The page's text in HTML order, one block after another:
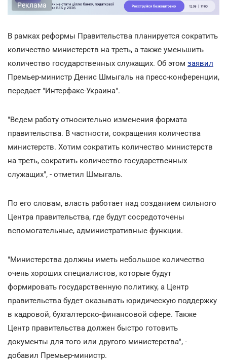
Реклама
В рамках реформы Правительства планируется сократить
количество министерств на треть, а также уменьшить
количество государственных служащих. Об этом заявил
Премьер-министр Денис Шмыгаль на пресс-конференции,
передает "Интерфакс-Украина".
"Ведем работу относительно изменения формата
правительства. В частности, сокращения количества
министерств. Хотим сократить количество министерств
на треть, сократить количество государственных
служащих", - отметил Шмыгаль.
По его словам, власть работает над созданием сильного
Центра правительства, где будут сосредоточены
вспомогательные, административные функции.
"Министерства должны иметь небольшое количество
очень хороших специалистов, которые будут
формировать государственную политику, а Центр
правительства будет оказывать юридическую поддержку
в кадровой, бухгалтерско-финансовой сфере. Также
Центр правительства должен быстро готовить
документы для того или другого министерства", -
добавил Премьер-министр.